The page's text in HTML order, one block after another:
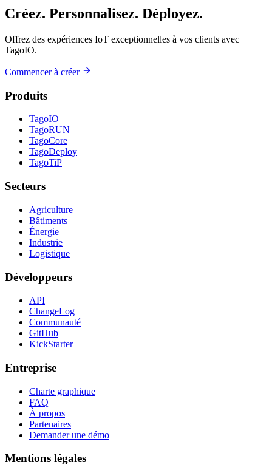
Créez. Personnalisez. Déployez.
Offrez des expériences IoT exceptionnelles à vos clients avec
TagoIO.
Commencer à créer
Produits
TagoIO
TagoRUN
TagoCore
TagoDeploy
TagoTiP
Secteurs
Agriculture
Bâtiments
Énergie
Industrie
Logistique
Développeurs
API
ChangeLog
Communauté
GitHub
KickStarter
Entreprise
Charte graphique
FAQ
À propos
Partenaires
Demander une démo
Mentions légales